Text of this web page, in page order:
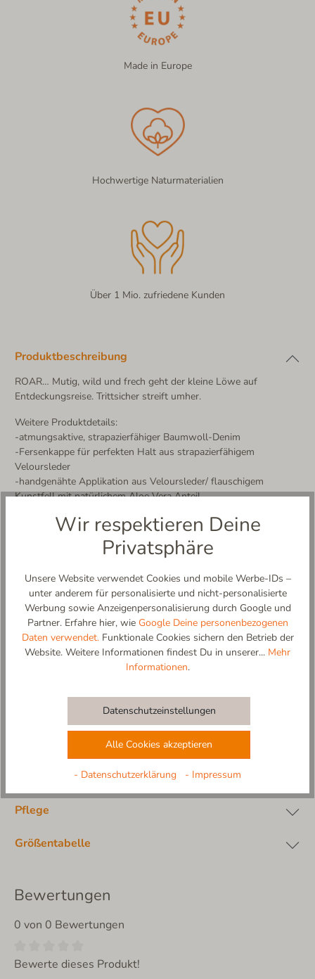
Made in Europe
Hochwertige Naturmaterialien
Über 1 Mio. zufriedene Kunden
Produktbeschreibung
ROAR… Mutig, wild und frech geht der kleine Löwe auf
Entdeckungsreise. Trittsicher streift umher.
Weitere Produktdetails:
-atmungsaktive, strapazierfähiger Baumwoll-Denim
-Fersenkappe für perfekten Halt aus strapazierfähigem
Veloursleder
-handgenähte Applikation aus Veloursleder/ flauschigem
Kunstfell mit natürlichem Aloe Vera Anteil
-einfaches An- und Ausziehen dank weit zu öffnendem
-Futter und Innensohle (gepolstert) aus 100% atmungsaktivem,
-rutschfeste und flexible Sohle aus Naturkautschuk In
Naturfarbe (abriebfest)
-Design und Produktion: 100% in Europa
Materialzusammensetzung:
Obermaterial: 100% Baumwolle
Fersenkappe aus 100% Veloursleder
Futter: 100% Baumwollfrottee
Sohle: Naturkautschuk.
Pflege
Größentabelle
Bewertungen
0 von 0 Bewertungen
Bewerte dieses Produkt!
Wir respektieren Deine
Privatsphäre
Unsere Website verwendet Cookies und mobile Werbe-IDs –
unter anderem für personalisierte und nicht-personalisierte
Werbung sowie Anzeigenpersonalisierung durch Google und
Partner. Erfahre hier, wie Google Deine personenbezogenen
Daten verwendet.Funktionale Cookies sichern den Betrieb der
Website. Weitere Informationen findest Du in unserer... Mehr
Informationen.
Datenschutzeinstellungen
Alle Cookies akzeptieren
- Datenschutzerklärung - Impressum